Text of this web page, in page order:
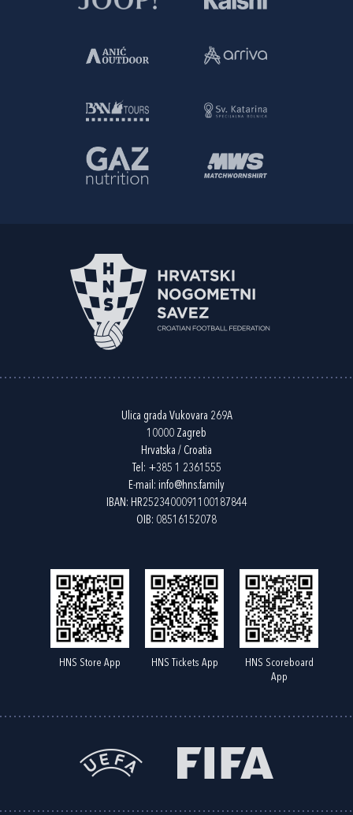
Ulica grada Vukovara 269A
10000 Zagreb
Hrvatska / Croatia
Tel: +385 1 2361555
E-mail: info@hns.family
IBAN: HR2523400091100187844
OIB: 08516152078
HNS Store App HNS Tickets App
HNS Scoreboard
App